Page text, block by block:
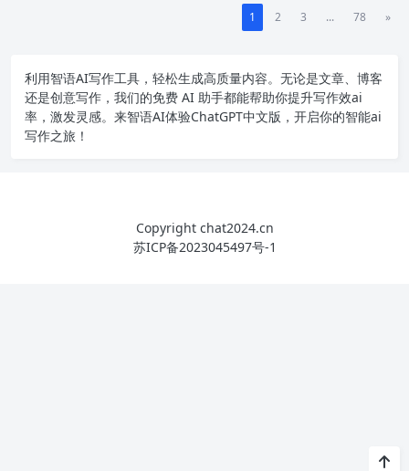
1 2 3 ... 78 »
利用智语AI写作工具，轻松生成高质量内容。无论是文章、博客
还是创意写作，我们的免费 AI 助手都能帮助你提升写作效ai
率，激发灵感。来智语AI体验ChatGPT中文版 ，开启你的智能ai
写作之旅！
Copyright chat2024.cn
苏ICP备2023045497号-1